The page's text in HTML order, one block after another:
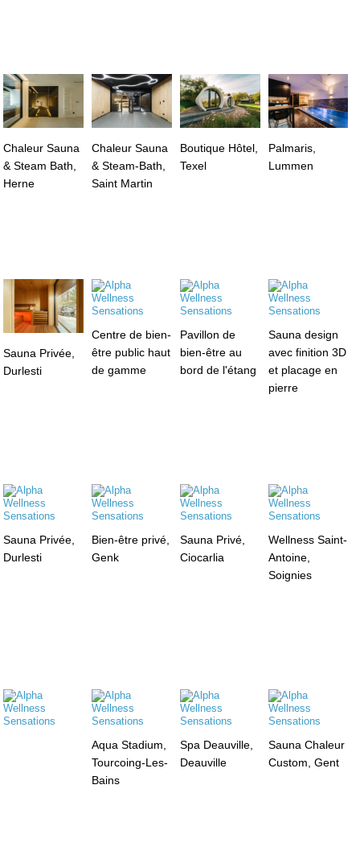
Chaleur Sauna
& Steam Bath,
Herne
Chaleur Sauna
& Steam-Bath,
Saint Martin
Boutique Hôtel,
Texel
Palmaris,
Lummen
Sauna Privée,
Durlesti
Centre de bien-
être public haut
de gamme
Pavillon de
bien-être au
bord de l'étang
Sauna design
avec finition 3D
et placage en
pierre
Sauna Privée,
Durlesti
Bien-être privé,
Genk
Sauna Privé,
Ciocarlia
Wellness Saint-
Antoine,
Soignies
Aqua Stadium,
Tourcoing-Les-
Bains
Spa Deauville,
Deauville
Sauna Chaleur
Custom, Gent